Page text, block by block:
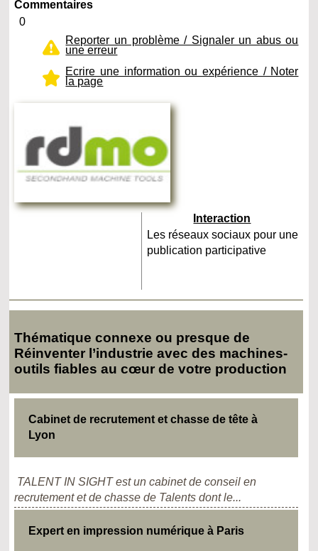
Commentaires
0
Reporter un problème / Signaler un abus ou
une erreur
Ecrire une information ou expérience / Noter
la page
Interaction
Les réseaux sociaux pour une
publication participative
Thématique connexe ou presque de
Réinventer l’industrie avec des machines-
outils fiables au cœur de votre production
Cabinet de recrutement et chasse de tête à
Lyon
TALENT IN SIGHT est un cabinet de conseil en
recrutement et de chasse de Talents dont le...
Expert en impression numérique à Paris